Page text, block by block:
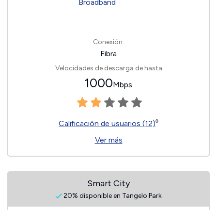
Conexión:
Fibra
Velocidades de descarga de hasta
1000Mbps
Calificación de usuarios (12)◊
Ver más
Smart City
20% disponible en Tangelo Park